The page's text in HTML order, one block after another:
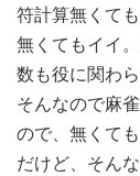
符計算無くて
無くてもイイ
数も役に関わ
そんなので麻
ので、無くても
だけど、そん